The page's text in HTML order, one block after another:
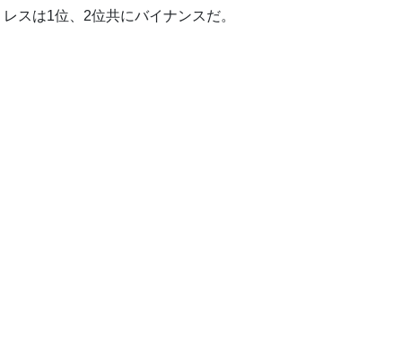
レスは1位、2位共にバイナンスだ。